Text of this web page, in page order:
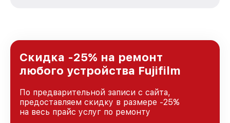
Новосибирске, постоянно повышая уровень
доверия и лояльности наших клиентов.
Скидка -25% на ремонт
любого устройства Fujifilm
По предварительной записи с сайта,
предоставляем скидку в размере -25%
на весь прайс услуг по ремонту